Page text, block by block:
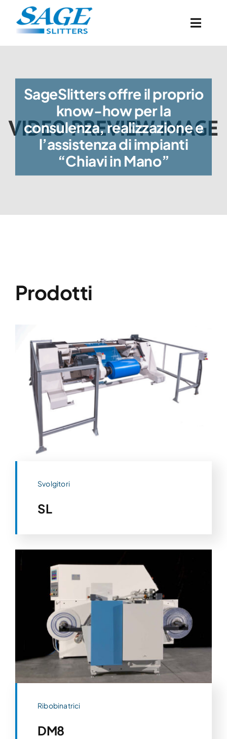
contenuto
Prodotti
Occasioni
SageSlitters offre il proprio
know-how per la
consulenza, realizzazione e
l’assistenza di impianti
“Chiavi in Mano”
Prodotti
Svolgitori
SL
Ribobinatrici
DM8